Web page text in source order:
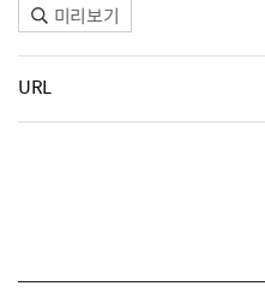
미리보기
URL